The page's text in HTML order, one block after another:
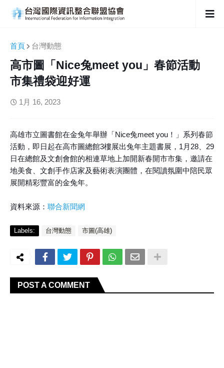
首頁 台灣動態
高市圖「Nice兔meet you」春節活動
市集禮袋迎好運
1月 16, 2023
高雄市立圖書館在金兔年舉辦「Nice兔meet you！」系列春節
活動，即日起在高市圖總館3樓展出兔年主題書展，1月28、29
日在總館及文創會館的相連草地上加開新春開市市集，邀請在
地美食、文創手作店家及藝術表演團體，在閱讀氛圍中陪民眾
展開精彩豐富的金兔年。
資料來源： 聯合新聞網
Labels: 台灣動態 市圖(高雄)
POST A COMMENT